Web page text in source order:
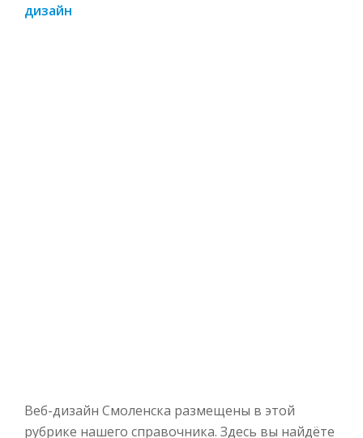
дизайн
Веб-дизайн Смоленска размещены в этой
рубрике нашего справочника. Здесь вы найдёте